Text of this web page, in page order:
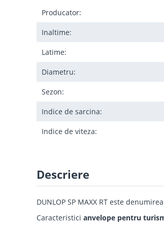
Producator:
Inaltime:
Latime:
Diametru:
Sezon:
Indice de sarcina:
Indice de viteza:
Descriere
DUNLOP SP MAXX RT este
Caracteristici anvelope pentru